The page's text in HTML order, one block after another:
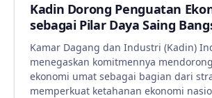
Kadin Dorong Penguatan
sebagai Pilar Daya Saing
Kamar Dagang dan Industri (Kadin)
menegaskan komitmennya
ekonomi umat sebagai bagian dari
memperkuat ketahanan ekonomi